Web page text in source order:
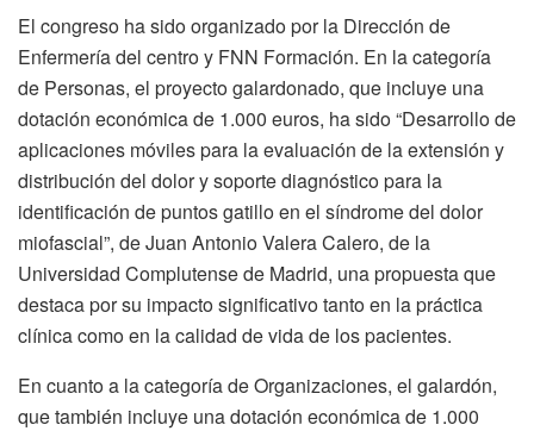
El congreso ha sido organizado por la Dirección de
Enfermería del centro y FNN Formación. En la categoría
de Personas, el proyecto galardonado, que incluye una
dotación económica de 1.000 euros, ha sido “Desarrollo de
aplicaciones móviles para la evaluación de la extensión y
distribución del dolor y soporte diagnóstico para la
identificación de puntos gatillo en el síndrome del dolor
miofascial”, de Juan Antonio Valera Calero, de la
Universidad Complutense de Madrid, una propuesta que
destaca por su impacto significativo tanto en la práctica
clínica como en la calidad de vida de los pacientes.
En cuanto a la categoría de Organizaciones, el galardón,
que también incluye una dotación económica de 1.000